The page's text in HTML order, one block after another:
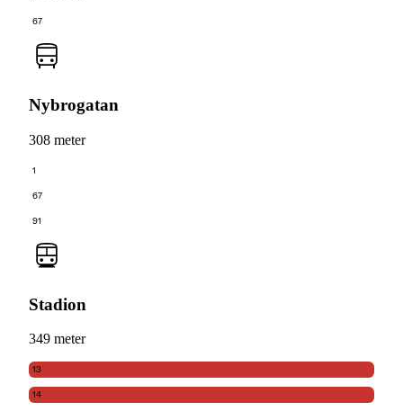
67
Nybrogatan
308 meter
1
67
91
Stadion
349 meter
13
14